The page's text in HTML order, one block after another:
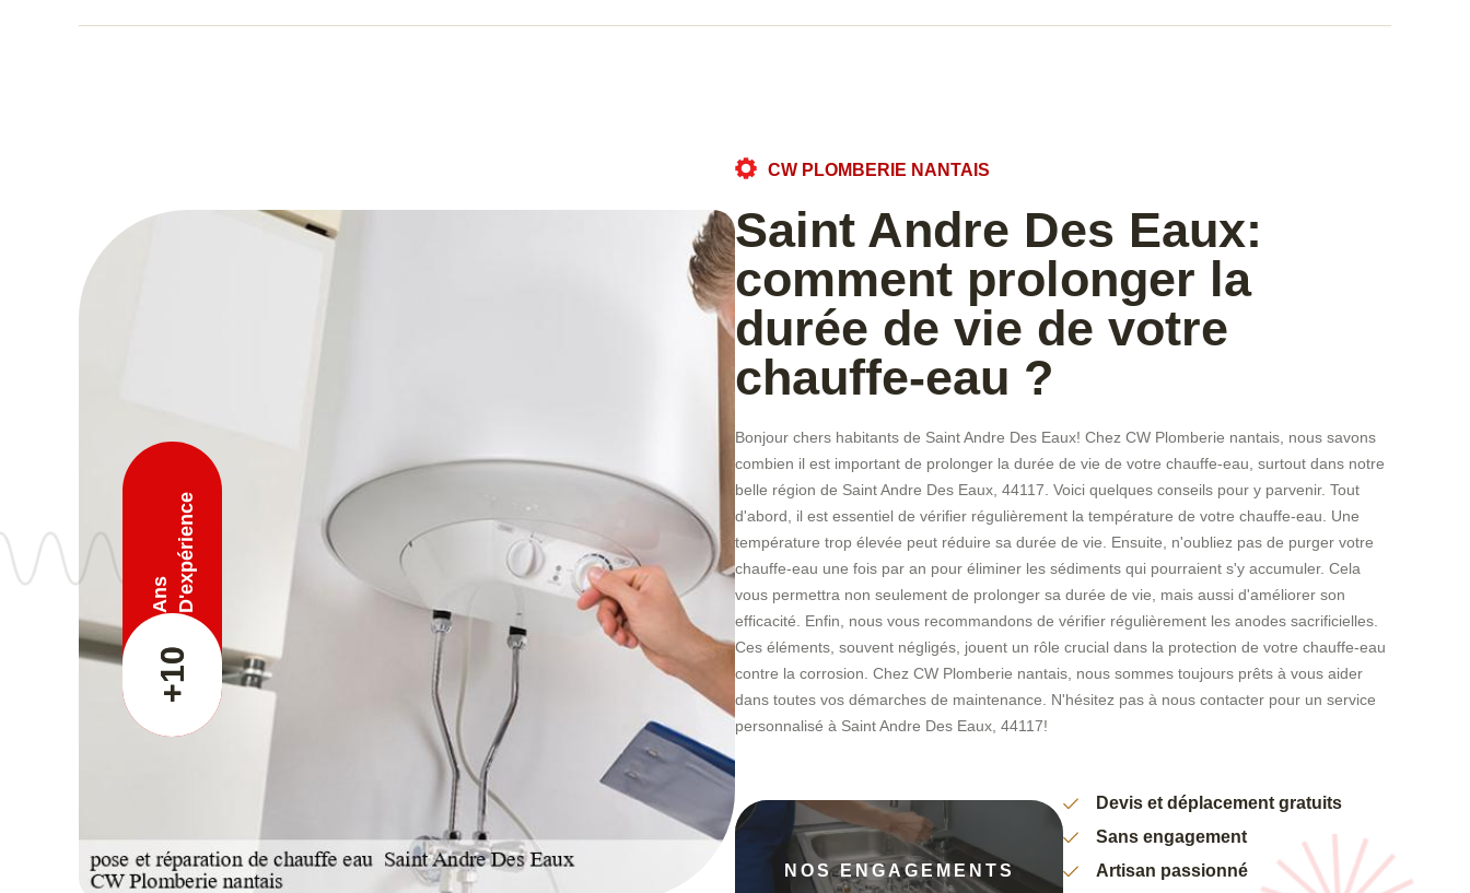
+10
Ans D'expérience
CW PLOMBERIE NANTAIS
Saint Andre Des Eaux:
comment prolonger la
durée de vie de votre
chauffe-eau ?
Bonjour chers habitants de Saint Andre Des Eaux! Chez CW Plomberie nantais, nous savons
combien il est important de prolonger la durée de vie de votre chauffe-eau, surtout dans notre
belle région de Saint Andre Des Eaux, 44117. Voici quelques conseils pour y parvenir. Tout
d'abord, il est essentiel de vérifier régulièrement la température de votre chauffe-eau. Une
température trop élevée peut réduire sa durée de vie. Ensuite, n'oubliez pas de purger votre
chauffe-eau une fois par an pour éliminer les sédiments qui pourraient s'y accumuler. Cela
vous permettra non seulement de prolonger sa durée de vie, mais aussi d'améliorer son
efficacité. Enfin, nous vous recommandons de vérifier régulièrement les anodes sacrificielles.
Ces éléments, souvent négligés, jouent un rôle crucial dans la protection de votre chauffe-eau
contre la corrosion. Chez CW Plomberie nantais, nous sommes toujours prêts à vous aider
dans toutes vos démarches de maintenance. N'hésitez pas à nous contacter pour un service
personnalisé à Saint Andre Des Eaux, 44117!
NOS ENGAGEMENTS
Devis et déplacement gratuits
Sans engagement
Artisan passionné